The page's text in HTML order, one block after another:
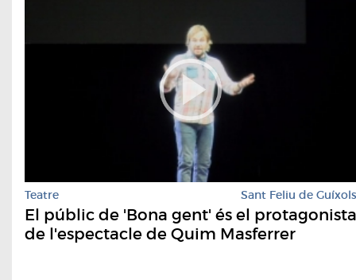
Teatre Sant Feliu de Guíxols
El públic de 'Bona gent' és el protagonista
de l'espectacle de Quim Masferrer